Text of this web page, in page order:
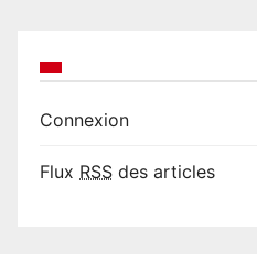
Connexion
Flux RSS des articles